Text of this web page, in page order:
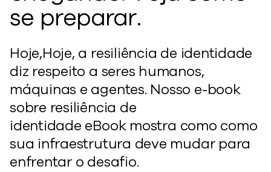
se preparar.
Hoje,Hoje, a resiliência de identidade
diz respeito a seres humanos,
máquinas e agentes. Nosso e-book
sobre resiliência de
identidade eBookmostra como como
sua infraestrutura deve mudar para
enfrentar o desafio.